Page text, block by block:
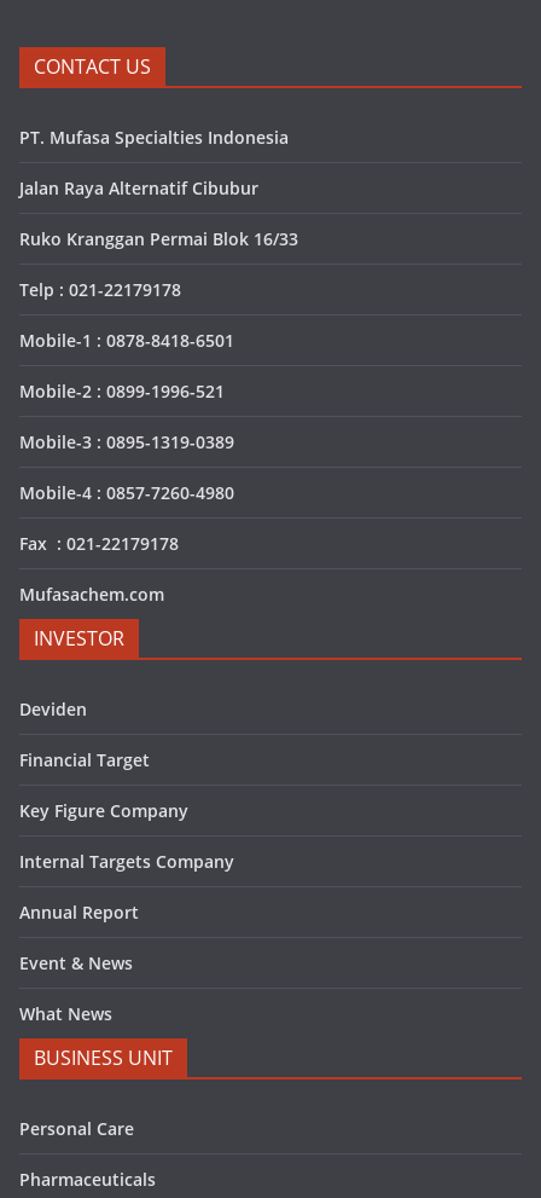
CONTACT US
PT. Mufasa Specialties Indonesia
Jalan Raya Alternatif Cibubur
Ruko Kranggan Permai Blok 16/33
Telp : 021-22179178
Mobile-1 : 0878-8418-6501
Mobile-2 : 0899-1996-521
Mobile-3 : 0895-1319-0389
Mobile-4 : 0857-7260-4980
Fax : 021-22179178
Mufasachem.com
INVESTOR
Deviden
Financial Target
Key Figure Company
Internal Targets Company
Annual Report
Event & News
What News
BUSINESS UNIT
Personal Care
Pharmaceuticals